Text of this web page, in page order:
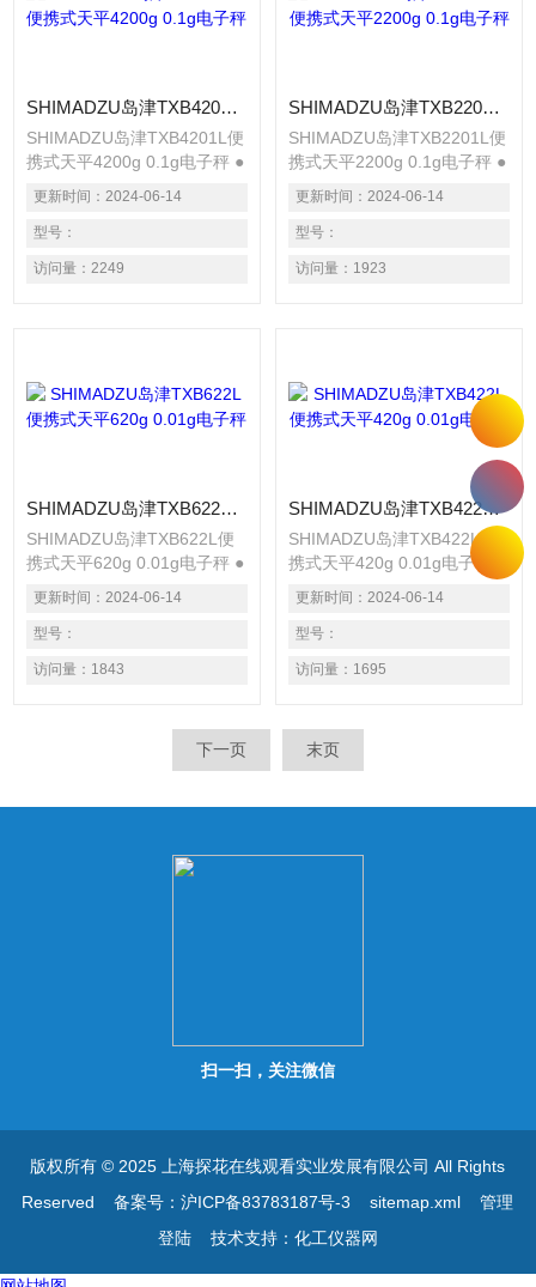
SHIMADZU岛津TXB4201L便携式天平4200g 0.1g电子秤
SHIMADZU岛津TXB4201L便
携式天平4200g 0.1g电子秤 ●
操作简单的键盘设计 的菜单
操作键从用键中独立出来。使
用十字键充分感受菜单操作的
直感和便利。 ● 测定的Z佳设
备，灵敏度的迅速设置 在测
态。
更新时间： 2024-06-14
型号：
访问量： 2249
SHIMADZU岛津TXB2201L便携式天平2200g 0.1g电子秤
SHIMADZU岛津TXB2201L便
携式天平2200g 0.1g电子秤 ●
操作简单的键盘设计 的菜单
操作键从用键中独立出来。使
用十字键充分感受菜单操作的
直感和便利。 ● 测定的Z佳设
备，灵敏度的迅速设置 在测
态。
更新时间： 2024-06-14
型号：
访问量： 1923
SHIMADZU岛津TXB622L便携式天平620g 0.01g电子秤
SHIMADZU岛津TXB622L便
携式天平620g 0.01g电子秤 ●
操作简单的键盘设计 的菜单
操作键从用键中独立出来。使
用十字键充分感受菜单操作的
直感和便利。 ● 测定的Z佳设
备，灵敏度的迅速设置 在测
定些”或者相反“反应速度再快
些”的时候，无需中断测定即
更新时间： 2024-06-14
型号：
访问量： 1843
SHIMADZU岛津TXB422L便携式天平420g 0.01g电子秤
SHIMADZU岛津TXB422L便
携式天平420g 0.01g电子秤 ●
操作简单的键盘设计 的菜单
操作键从用键中独立出来。使
用十字键充分感受菜单操作的
直感和便利。 ● 测定的Z佳设
备，灵敏度的迅速设置 在测
定些”或者相反“反应速度再快
些”的时候，无需中断测定即
更新时间： 2024-06-14
型号：
访问量： 1695
下一页 末页
扫一扫，关注微信
版权所有 © 2025 上海探花在线观看实业发展有限公司 All Rights
Reserved备案号：沪ICP备83783187号-3 sitemap.xml
管理
登陆技术支持： 化工仪器网